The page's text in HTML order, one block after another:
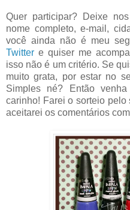
Quer participar? Deixe
nome completo, e-mail,
você ainda não é meu
Twitter e quiser me
isso não é um critério. Se
muito grata, por estar no
Simples né? Então
carinho! Farei o sorteio
aceitarei os comentários